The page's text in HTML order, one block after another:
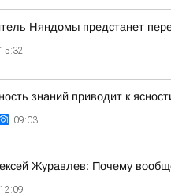
Няндомы предстанет
15:32
знаний приводит к
09:03
Журавлев: Почему
12:09